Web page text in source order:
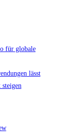
für globale
lässt